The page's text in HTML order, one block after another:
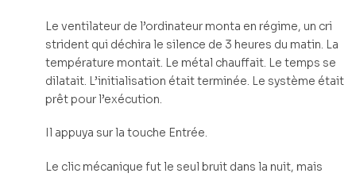
Le ventilateur de l’ordinateur monta en régime, un cri
strident qui déchira le silence de 3 heures du matin. La
température montait. Le métal chauffait. Le temps se
dilatait. L’initialisation était terminée. Le système était
prêt pour l’exécution.
Il appuya sur la touche Entrée.
Le clic mécanique fut le seul bruit dans la nuit, mais